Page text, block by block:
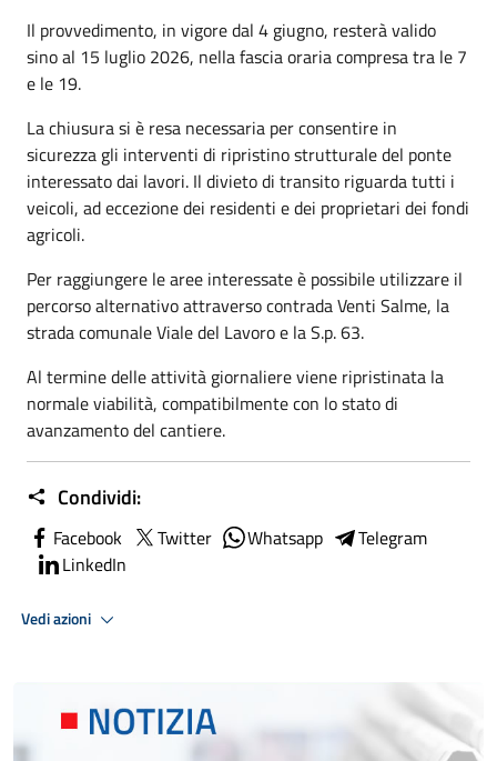
Il provvedimento, in vigore dal 4 giugno, resterà valido
sino al 15 luglio 2026, nella fascia oraria compresa tra le 7
e le 19.
La chiusura si è resa necessaria per consentire in
sicurezza gli interventi di ripristino strutturale del ponte
interessato dai lavori. Il divieto di transito riguarda tutti i
veicoli, ad eccezione dei residenti e dei proprietari dei fondi
agricoli.
Per raggiungere le aree interessate è possibile utilizzare il
percorso alternativo attraverso contrada Venti Salme, la
strada comunale Viale del Lavoro e la S.p. 63.
Al termine delle attività giornaliere viene ripristinata la
normale viabilità, compatibilmente con lo stato di
avanzamento del cantiere.
Condividi:
Facebook Twitter Whatsapp
Telegram
LinkedIn
Vedi azioni